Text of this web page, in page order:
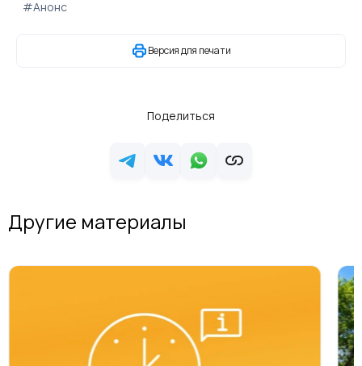
#Анонс
Версия для печати
Поделиться
Другие материалы